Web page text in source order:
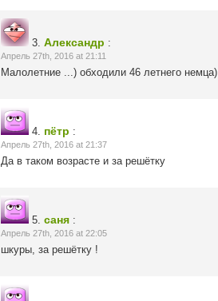
3. Александр :
Апрель 27th, 2016 at 21:11
Малолетние ...) обходили 46 летнего немца)
4. пётр :
Апрель 27th, 2016 at 21:37
Да в таком возрасте и за решётку
5. саня :
Апрель 27th, 2016 at 22:05
шкуры, за решётку !